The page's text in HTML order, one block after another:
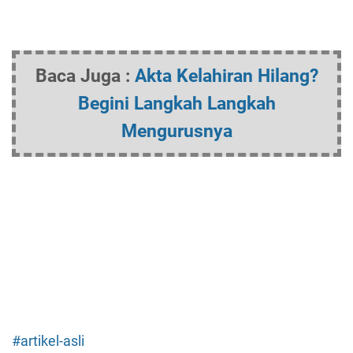
Baca Juga : Akta Kelahiran Hilang?
Begini Langkah Langkah
Mengurusnya
#artikel-asli